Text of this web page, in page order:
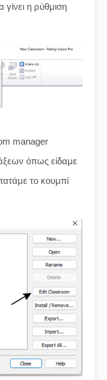
η ρύθμιση
manager
όπως είδαμε
το κουμπί